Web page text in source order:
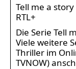
Tell me a
RTL+
Die Serie Tell
Viele weitere
Thriller im
TVNOW)